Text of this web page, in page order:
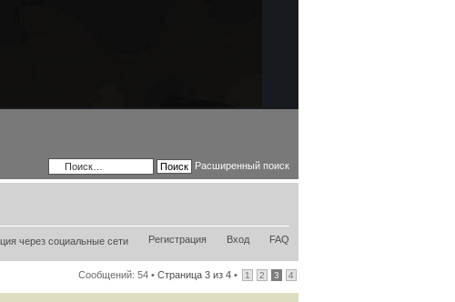
Расширенный поиск
Регистрация Вход FAQ
Сообщений: 54 • Страница 3 из 4 • 1 2 3 4